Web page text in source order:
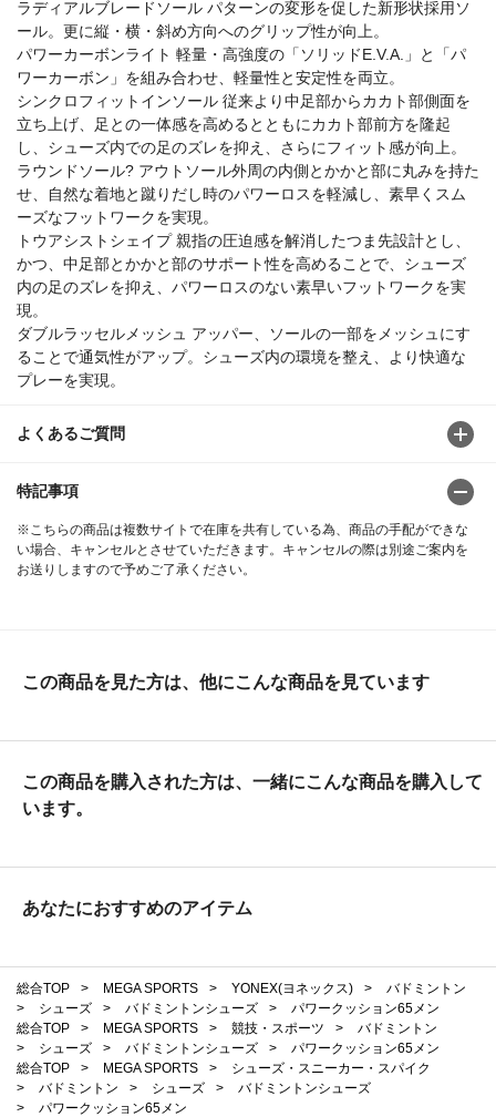
ラディアルブレードソール パターンの変形を促した新形状採用ソ
ール。更に縦・横・斜め方向へのグリップ性が向上。
パワーカーボンライト 軽量・高強度の「ソリッドE.V.A.」と「パ
ワーカーボン」を組み合わせ、軽量性と安定性を両立。
シンクロフィットインソール 従来より中足部からカカト部側面を
立ち上げ、足との一体感を高めるとともにカカト部前方を隆起
し、シューズ内での足のズレを抑え、さらにフィット感が向上。
ラウンドソール? アウトソール外周の内側とかかと部に丸みを持た
せ、自然な着地と蹴りだし時のパワーロスを軽減し、素早くスム
ーズなフットワークを実現。
トウアシストシェイプ 親指の圧迫感を解消したつま先設計とし、
かつ、中足部とかかと部のサポート性を高めることで、シューズ
内の足のズレを抑え、パワーロスのない素早いフットワークを実
現。
ダブルラッセルメッシュ アッパー、ソールの一部をメッシュにす
ることで通気性がアップ。シューズ内の環境を整え、より快適な
プレーを実現。
よくあるご質問
特記事項
※こちらの商品は複数サイトで在庫を共有している為、商品の手配ができな
い場合、キャンセルとさせていただきます。キャンセルの際は別途ご案内を
お送りしますので予めご了承ください。
この商品を見た方は、他にこんな商品を見ています
この商品を購入された方は、一緒にこんな商品を購入して
います。
あなたにおすすめのアイテム
総合TOP > MEGA SPORTS > YONEX(ヨネックス) >
バドミントン
>
シューズ > バドミントンシューズ >
パワークッション65メン
総合TOP
> MEGA SPORTS > 競技・スポーツ >
バドミントン
>
シューズ > バドミントンシューズ >
パワークッション65メン
総合TOP
> MEGA SPORTS >
シューズ・スニーカー・スパイク
>
バドミントン > シューズ >
バドミントンシューズ
>
パワークッション65メン